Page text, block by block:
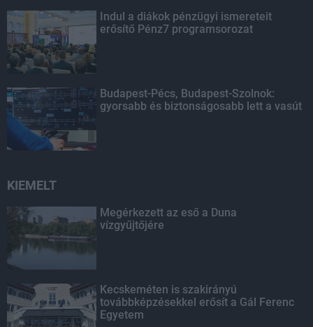
Indul a diákok pénzügyi ismereteit
erősítő Pénz7 programsorozat
Budapest-Pécs, Budapest-Szolnok:
gyorsabb és biztonságosabb lett a vasút
KIEMELT
Megérkezett az eső a Duna
vízgyűjtőjére
Kecskeméten is szakirányú
továbbképzésekkel erősít a Gál Ferenc
Egyetem